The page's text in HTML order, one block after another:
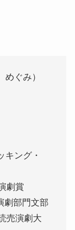
ぐみ）
ング・
劇賞
劇部門文部
演劇大